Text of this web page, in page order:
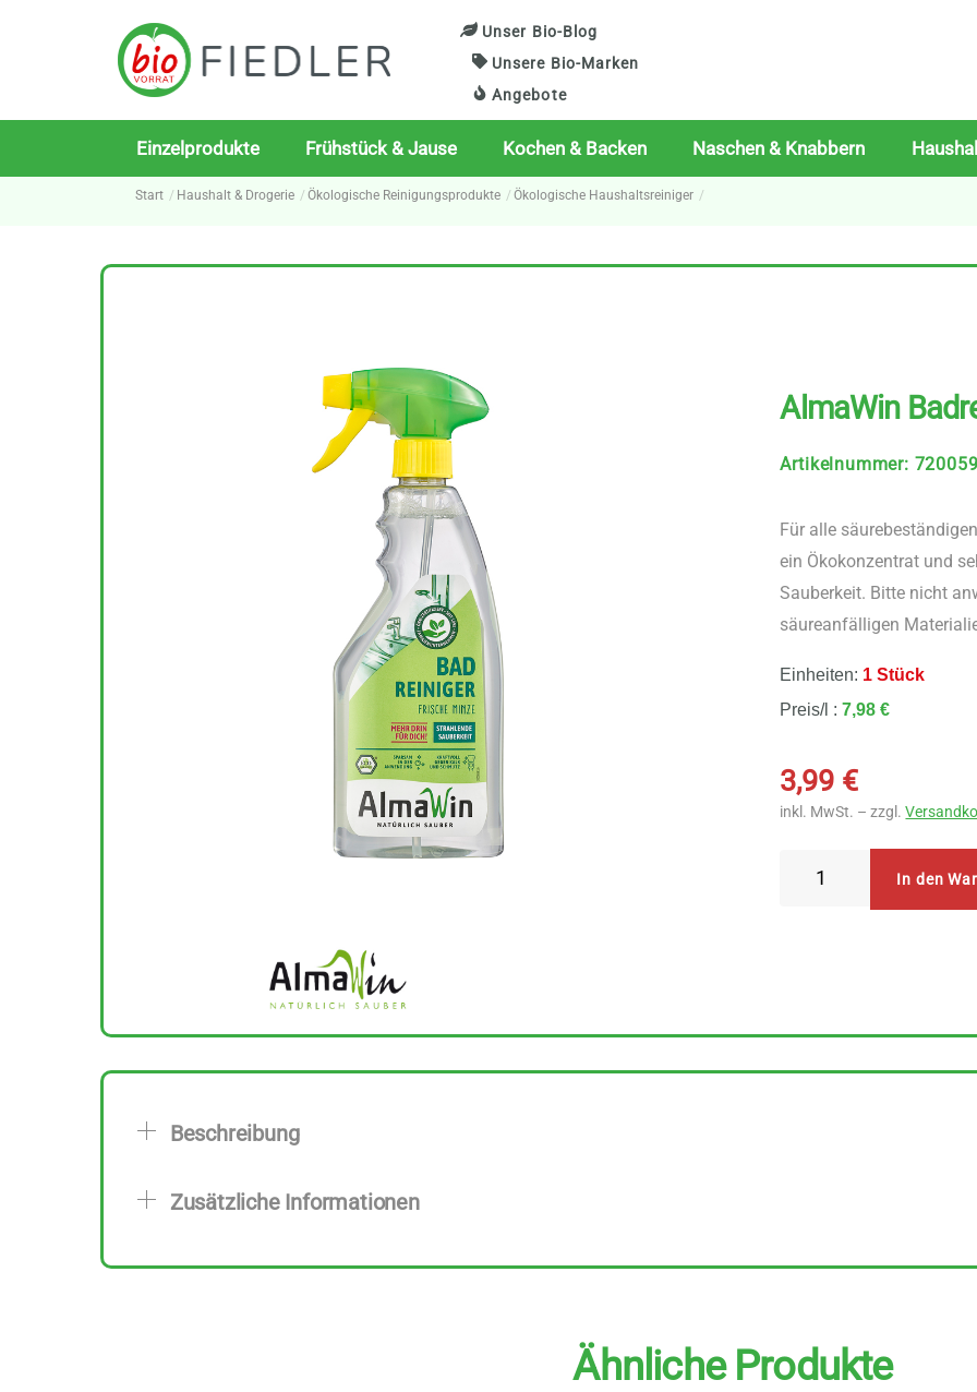
Unser Bio-Blog
Unsere Bio-Marken
Angebote
Einzelprodukte Frühstück & Jause Kochen & Backen Naschen & Knabbern
Start Haushalt & Drogerie Ökologische Reinigungsprodukte Ökologische Haushaltsreiniger
AlmaWin
Artikelnummer:
Für alle
ein Ökokonzentrat und
Sauberkeit. Bitte nicht
säureanfälligen
Einheiten: 1 Stück
Preis/l :7,98 €
3,99 €
inkl. MwSt. – zzgl.
In den
Beschreibung
Zusätzliche Informationen
Ähnliche Produkte